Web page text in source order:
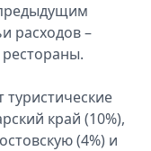
расходов –
край (10%),
(4%) и